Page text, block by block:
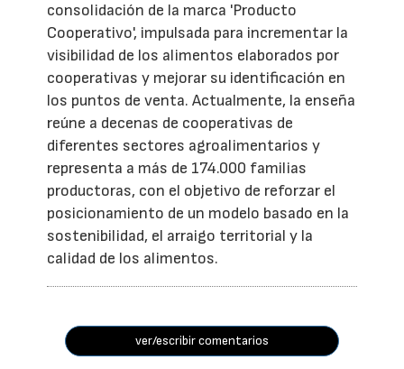
consolidación de la marca 'Producto
Cooperativo', impulsada para incrementar la
visibilidad de los alimentos elaborados por
cooperativas y mejorar su identificación en
los puntos de venta. Actualmente, la enseña
reúne a decenas de cooperativas de
diferentes sectores agroalimentarios y
representa a más de 174.000 familias
productoras, con el objetivo de reforzar el
posicionamiento de un modelo basado en la
sostenibilidad, el arraigo territorial y la
calidad de los alimentos.
ver/escribir comentarios